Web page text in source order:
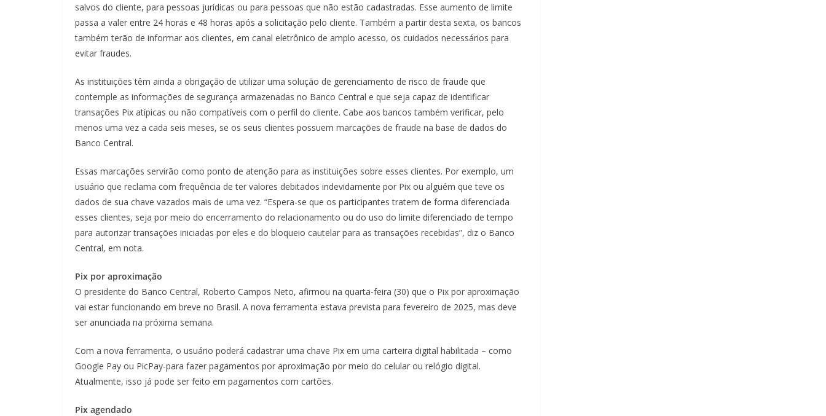
salvos do cliente, para pessoas jurídicas ou para pessoas que não estão cadastradas. Esse aumento de limite
passa a valer entre 24 horas e 48 horas após a solicitação pelo cliente. Também a partir desta sexta, os bancos
também terão de informar aos clientes, em canal eletrônico de amplo acesso, os cuidados necessários para
evitar fraudes.
As instituições têm ainda a obrigação de utilizar uma solução de gerenciamento de risco de fraude que
contemple as informações de segurança armazenadas no Banco Central e que seja capaz de identificar
transações Pix atípicas ou não compatíveis com o perfil do cliente. Cabe aos bancos também verificar, pelo
menos uma vez a cada seis meses, se os seus clientes possuem marcações de fraude na base de dados do
Banco Central.
Essas marcações servirão como ponto de atenção para as instituições sobre esses clientes. Por exemplo, um
usuário que reclama com frequência de ter valores debitados indevidamente por Pix ou alguém que teve os
dados de sua chave vazados mais de uma vez. “Espera-se que os participantes tratem de forma diferenciada
esses clientes, seja por meio do encerramento do relacionamento ou do uso do limite diferenciado de tempo
para autorizar transações iniciadas por eles e do bloqueio cautelar para as transações recebidas”, diz o Banco
Central, em nota.
Pix por aproximação
O presidente do Banco Central, Roberto Campos Neto, afirmou na quarta-feira (30) que o Pix por aproximação
vai estar funcionando em breve no Brasil. A nova ferramenta estava prevista para fevereiro de 2025, mas deve
ser anunciada na próxima semana.
Com a nova ferramenta, o usuário poderá cadastrar uma chave Pix em uma carteira digital habilitada – como
Google Pay ou PicPay-para fazer pagamentos por aproximação por meio do celular ou relógio digital.
Atualmente, isso já pode ser feito em pagamentos com cartões.
Pix agendado